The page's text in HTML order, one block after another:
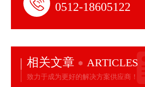
0512-18605122
相关文章 ARTICLES
致力于成为更好的解决方案供应商！